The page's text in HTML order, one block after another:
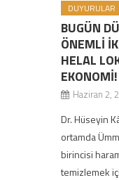
DUYURULAR
BUGÜN
ÖNEMLİ
HELAL
EKONOMİ!
Haziran 2,
Dr. Hüseyin
ortamda
birincisi
temizlemek